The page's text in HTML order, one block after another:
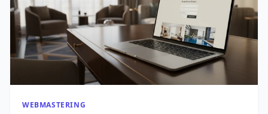
WEBMASTERING